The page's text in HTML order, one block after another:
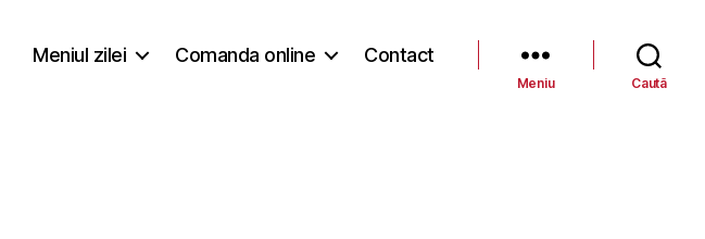
Meniul zilei Comanda online Contact
Meniu Caută